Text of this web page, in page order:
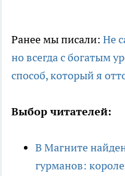
Ранее мы писали: Не
но всегда с богатым
способ, который я
Выбор читателей:
В Магните
гурманов: